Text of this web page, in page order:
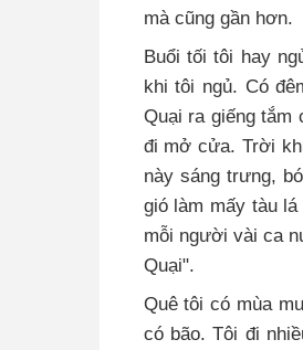
mà cũng gần hơn.
Buổi tối tôi hay
khi tôi ngủ. Có
Quại ra giếng tắm
đi mở cửa. Trời
này sáng trưng,
gió làm mấy tàu
mỗi người vài ca
Quại".
Quê tôi có mùa
có bão. Tôi đi